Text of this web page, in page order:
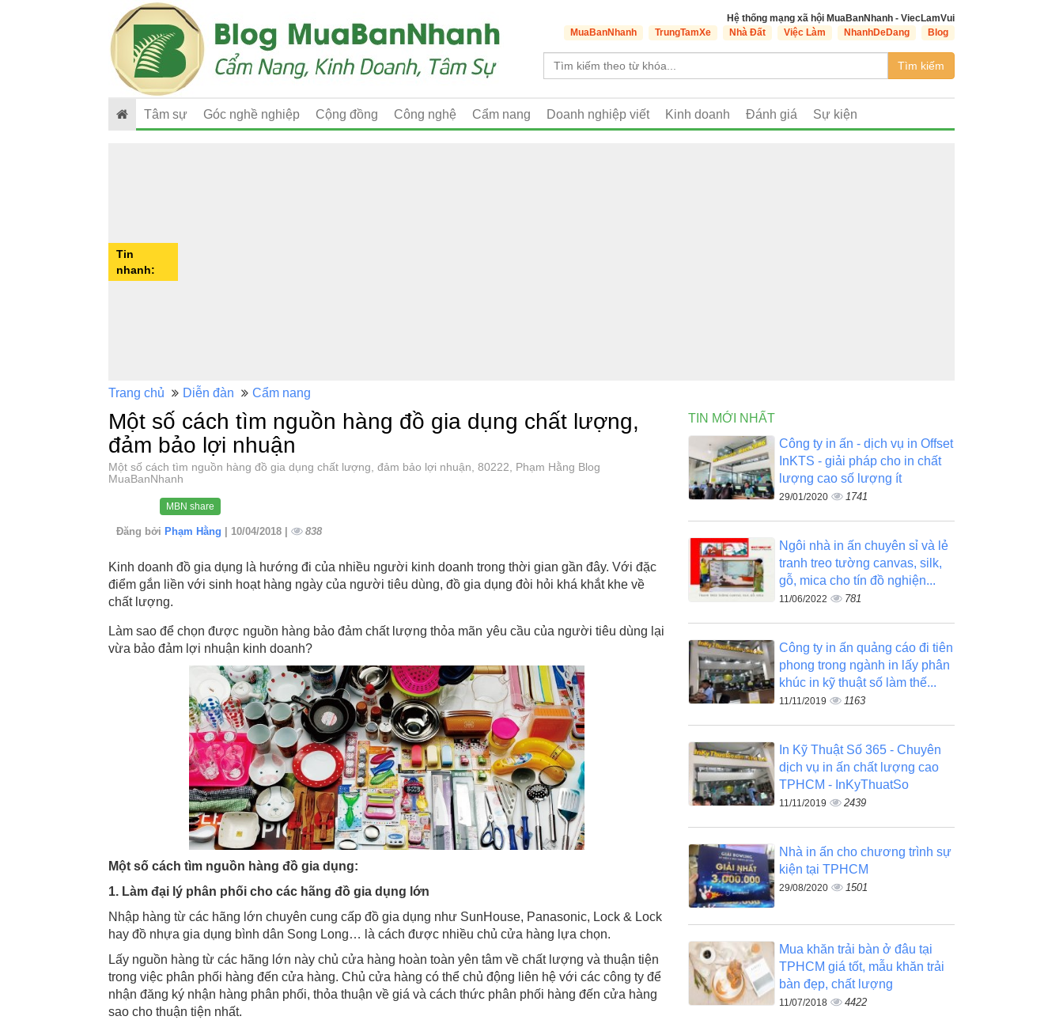
Hệ thống mạng xã hội MuaBanNhanh - ViecLamVui
MuaBanNhanh
TrungTamXe Nhà Đất Việc Làm NhanhDeDang Blog
Tìm kiếm
Tâm sự Góc nghề nghiệp Cộng đồng Công nghệ Cẩm nang Doanh nghiệp viết Kinh doanh Đánh giá Sự kiện
Tin
nhanh:
Trang chủ Diễn đàn Cẩm nang
Một số cách tìm nguồn hàng đồ gia dụng chất lượng,
đảm bảo lợi nhuận
Một số cách tìm nguồn hàng đồ gia dụng chất lượng, đảm bảo lợi nhuận, 80222, Phạm Hằng Blog
MuaBanNhanh
MBN share
Đăng bởi Phạm Hằng | 10/04/2018 | 838
Kinh doanh đồ gia dụng là hướng đi của nhiều người kinh doanh trong thời gian gần đây. Với đặc
điểm gắn liền với sinh hoạt hàng ngày của người tiêu dùng, đồ gia dụng đòi hỏi khá khắt khe về
chất lượng.
Làm sao để chọn được nguồn hàng bảo đảm chất lượng thỏa mãn yêu cầu của người tiêu dùng lại
vừa bảo đảm lợi nhuận kinh doanh?
Một số cách tìm nguồn hàng đồ gia dụng:
1. Làm đại lý phân phối cho các hãng đồ gia dụng lớn
Nhập hàng từ các hãng lớn chuyên cung cấp đồ gia dụng như SunHouse, Panasonic, Lock & Lock
hay đồ nhựa gia dụng bình dân Song Long… là cách được nhiều chủ cửa hàng lựa chọn.
Lấy nguồn hàng từ các hãng lớn này chủ cửa hàng hoàn toàn yên tâm về chất lượng và thuận tiện
trong việc phân phối hàng đến cửa hàng. Chủ cửa hàng có thể chủ động liên hệ với các công ty để
nhận đăng ký nhận hàng phân phối, thỏa thuận về giá và cách thức phân phối hàng đến cửa hàng
sao cho thuận tiện nhất.
TIN MỚI NHẤT
Công ty in ấn - dịch vụ in Offset
InKTS - giải pháp cho in chất
lượng cao số lượng ít
29/01/2020 1741
Ngôi nhà in ấn chuyên sỉ và lẻ
tranh treo tường canvas, silk,
gỗ, mica cho tín đồ nghiện...
11/06/2022 781
Công ty in ấn quảng cáo đi tiên
phong trong ngành in lấy phân
khúc in kỹ thuật số làm thế...
11/11/2019 1163
In Kỹ Thuật Số 365 - Chuyên
dịch vụ in ấn chất lượng cao
TPHCM - InKyThuatSo
11/11/2019 2439
Nhà in ấn cho chương trình sự
kiện tại TPHCM
29/08/2020 1501
Mua khăn trải bàn ở đâu tại
TPHCM giá tốt, mẫu khăn trải
bàn đẹp, chất lượng
11/07/2018 4422